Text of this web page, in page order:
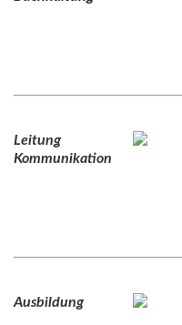
Leitung
Kommunikation
Ausbildung